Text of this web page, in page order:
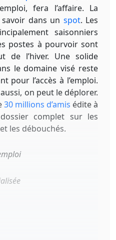
fera l’affaire. La
dans un spot. Les
saisonniers
postes à pourvoir sont
de l’hiver. Une solide
le domaine visé reste
pour l’accès à l’emploi.
on peut le déplorer.
30 millions d’amis édite à
complet sur les
les débouchés.